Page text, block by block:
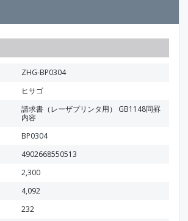
ZHG-BP0304
ヒサゴ
請求書（レーザプリンタ用） GB1148同罫
内容
BP0304
4902668550513
2,300
4,092
232